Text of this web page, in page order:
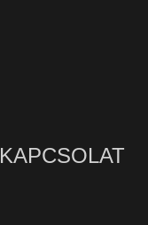
KAPCSOLAT